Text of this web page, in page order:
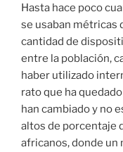
Hasta hace poco
se usaban métricas
cantidad de
entre la población,
haber utilizado
rato que ha
han cambiado y no
altos de porcentaje
africanos, donde un